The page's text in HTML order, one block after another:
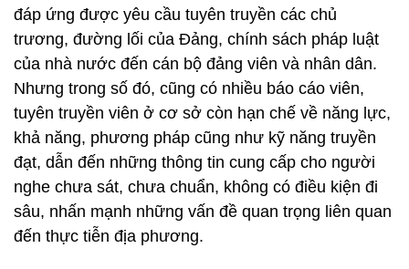
đáp ứng được yêu cầu tuyên truyền các chủ
trương, đường lối của Đảng, chính sách pháp luật
của nhà nước đến cán bộ đảng viên và nhân dân.
Nhưng trong số đó, cũng có nhiều báo cáo viên,
tuyên truyền viên ở cơ sở còn hạn chế về năng lực,
khả năng, phương pháp cũng như kỹ năng truyền
đạt, dẫn đến những thông tin cung cấp cho người
nghe chưa sát, chưa chuẩn, không có điều kiện đi
sâu, nhấn mạnh những vấn đề quan trọng liên quan
đến thực tiễn địa phương.